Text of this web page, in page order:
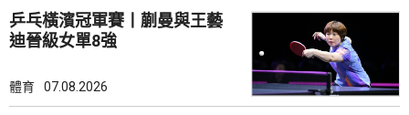
乒乓橫濱冠軍賽丨蒯曼與王藝
迪晉級女單8強
體育 07.08.2026